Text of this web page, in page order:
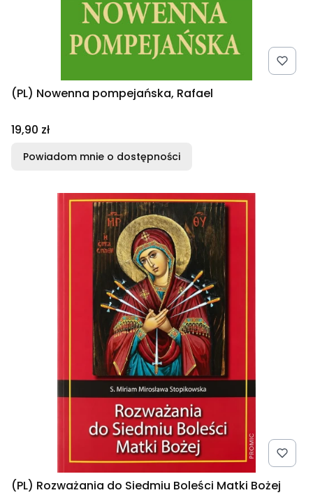
(PL) Nowenna pompejańska, Rafael
Cena
19,90 zł
Powiadom mnie o dostępności
(PL) Rozważania do Siedmiu Boleści Matki Bożej